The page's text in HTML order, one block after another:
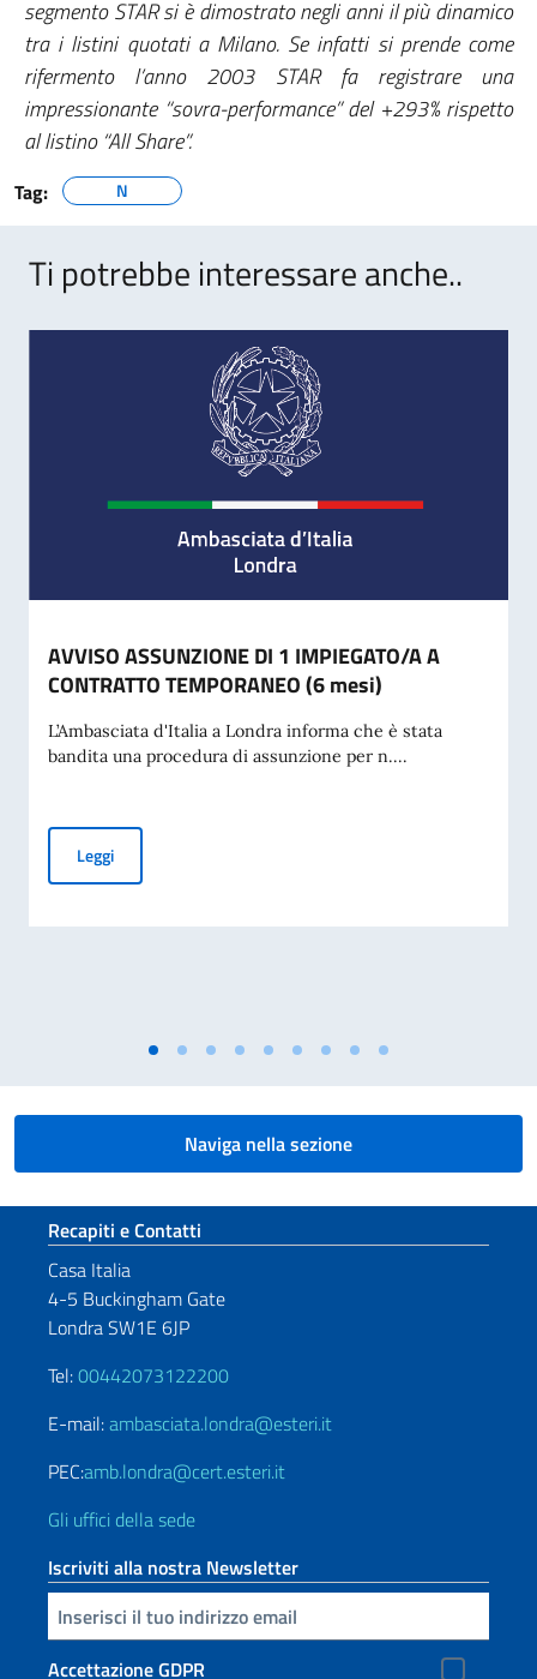
segmento STAR si è dimostrato negli anni il più dinamico
tra i listini quotati a Milano. Se infatti si prende come
rifermento l’anno 2003 STAR fa registrare una
impressionante “sovra-performance” del +293% rispetto
al listino “All Share”.
Tag: N
Ti potrebbe interessare anche..
AVVISO ASSUNZIONE DI 1 IMPIEGATO/A A
CONTRATTO TEMPORANEO (6 mesi)
L’Ambasciata d'Italia a Londra informa che è stata
bandita una procedura di assunzione per n....
LeggiAVVISO ASSUNZIONE DI 1 IMPIEGATO/A A CONTRATTO
Naviga nella sezione
Sezione footer
Recapiti e Contatti
Casa Italia
4-5 Buckingham Gate
Londra SW1E 6JP
Tel:00442073122200
E-mail:ambasciata.londra@esteri.it
PEC:amb.londra@cert.esteri.it
Gli uffici della sede
Iscriviti alla nostra Newsletter
Inserisci la tua email
Accettazione GDPR